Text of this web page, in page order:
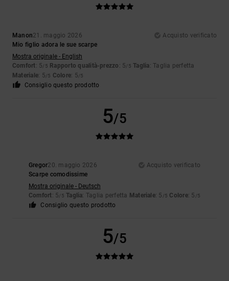
Manon21. maggio 2026
Acquisto verificato
Mio figlio adora le sue scarpe
Mostra originale - English
Comfort: 5/5 Rapporto qualità-prezzo : 5/5 Taglia: Taglia perfetta
Materiale: 5/5 Colore: 5/5
Consiglio questo prodotto
5/5
Gregor20. maggio 2026
Acquisto verificato
Scarpe comodissime
Mostra originale - Deutsch
Comfort: 5/5 Taglia: Taglia perfetta Materiale: 5 /5 Colore: 5 /5
Consiglio questo prodotto
5/5